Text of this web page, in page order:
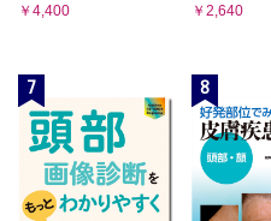
￥4,400
￥2,640
7 8